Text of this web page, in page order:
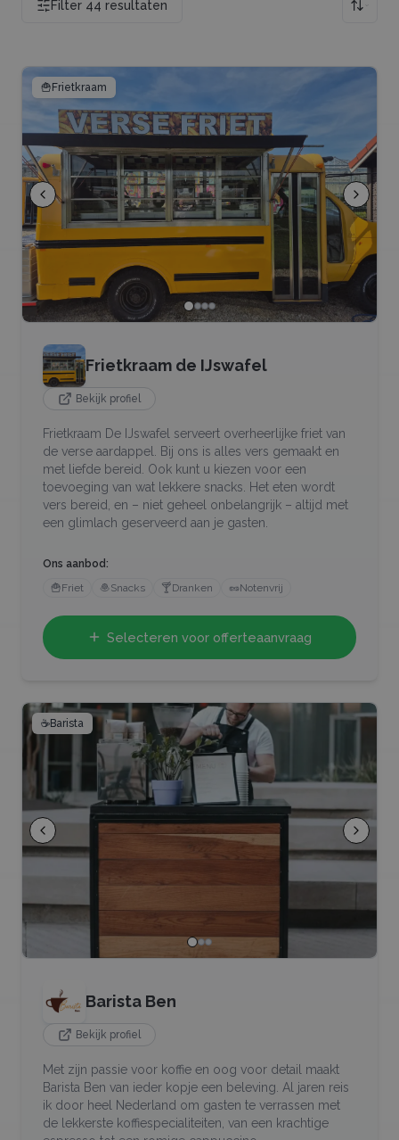
Filter 44 resultaten
🍟Frietkraam
Frietkraam de IJswafel
Bekijk profiel
Frietkraam De IJswafel serveert overheerlijke friet van
de verse aardappel. Bij ons is alles vers gemaakt en
met liefde bereid. Ook kunt u kiezen voor een
toevoeging van wat lekkere snacks. Het eten wordt
vers bereid, en – niet geheel onbelangrijk – altijd met
een glimlach geserveerd aan je gasten.
Ons aanbod:
🍟Friet 🧆Snacks 🍸Dranken 🥜Notenvrij
Selecteren voor offerteaanvraag
☕Barista
Barista Ben
Bekijk profiel
Met zijn passie voor koffie en oog voor detail maakt
Barista Ben van ieder kopje een beleving. Al jaren reis
ik door heel Nederland om gasten te verrassen met
de lekkerste koffiespecialiteiten, van een krachtige